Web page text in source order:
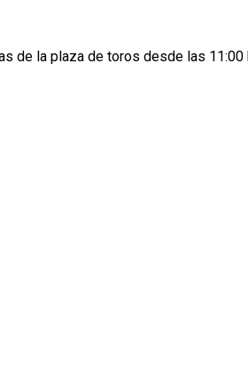
de la plaza de toros desde las 11:00